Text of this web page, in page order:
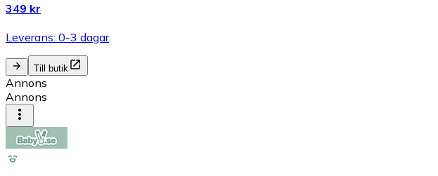
349 kr
Leverans: 0-3 dagar
Till butik
Annons
Annons